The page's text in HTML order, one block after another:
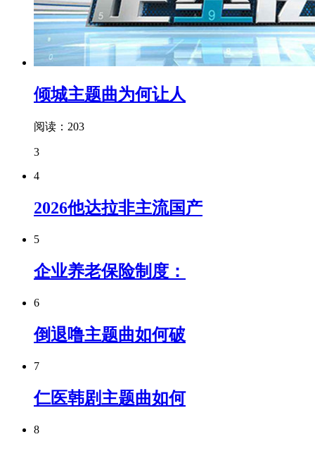
倾城主题曲为何让人
阅读：203
3
4
2026他达拉非主流国产
5
企业养老保险制度：
6
倒退噜主题曲如何破
7
仁医韩剧主题曲如何
8